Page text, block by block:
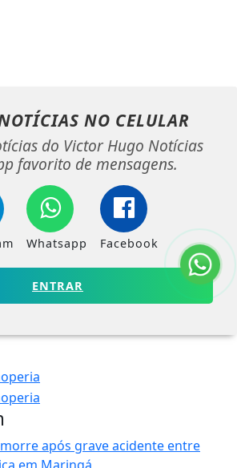
NO CELULAR
do Victor Hugo Notícias
favorito de mensagens.
Whatsapp Facebook
ENTRAR